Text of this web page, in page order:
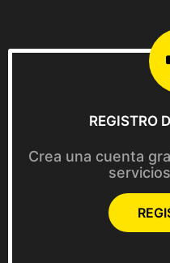
REGISTRO
Crea una cuenta